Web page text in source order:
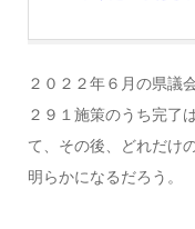
２０２２年６月の県議
２９１施策のうち完了
て、その後、どれだけ
明らかになるだろう。